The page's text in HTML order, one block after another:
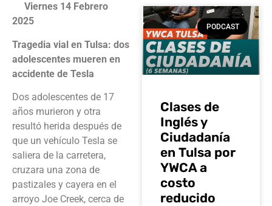
Viernes 14 Febrero
2025
Tragedia vial en Tulsa: dos
adolescentes mueren en
accidente de Tesla
Dos adolescentes de 17
años murieron y otra
resultó herida después de
que un vehículo Tesla se
saliera de la carretera,
cruzara una zona de
pastizales y cayera en el
arroyo Joe Creek, cerca de
PODCAST
Clases de
Inglés y
Ciudadanía
en Tulsa por
YWCA a
costo
reducido